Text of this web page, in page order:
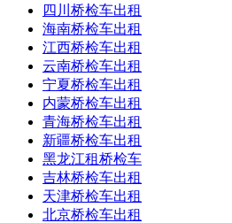
四川桥检车出租
海南桥检车出租
江西桥检车出租
云南桥检车出租
宁夏桥检车出租
内蒙桥检车出租
青海桥检车出租
新疆桥检车出租
黑龙江租桥检车
吉林桥检车出租
天津桥检车出租
北京桥检车出租